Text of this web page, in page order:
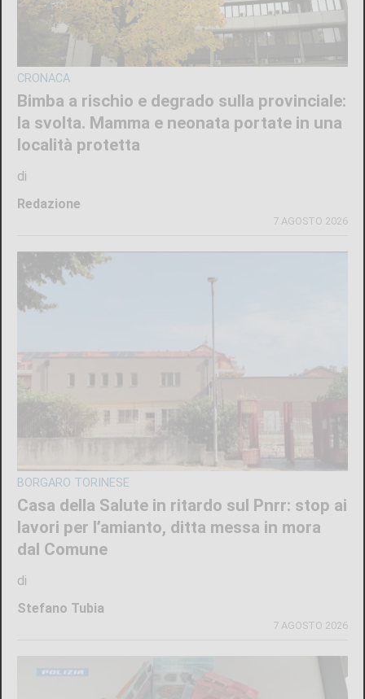
CRONACA
Bimba a rischio e degrado sulla provinciale:
la svolta. Mamma e neonata portate in una
località protetta
di
Redazione
7 AGOSTO 2026
BORGARO TORINESE
Casa della Salute in ritardo sul Pnrr: stop ai
lavori per l’amianto, ditta messa in mora
dal Comune
di
Stefano Tubia
7 AGOSTO 2026